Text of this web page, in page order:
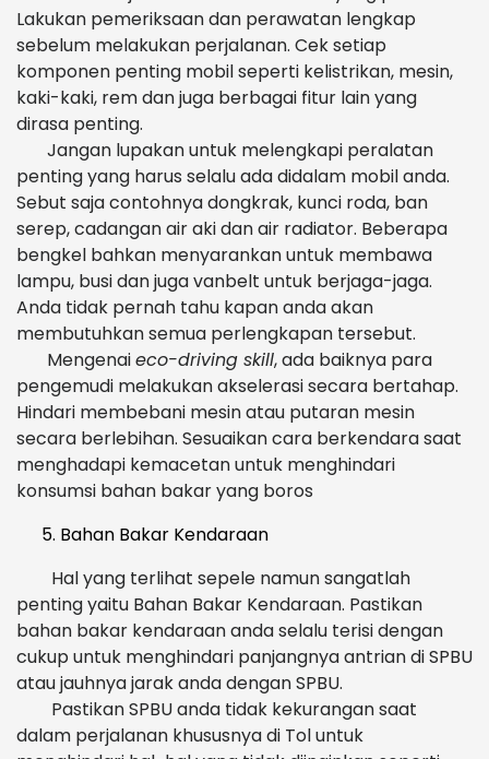
Lakukan pemeriksaan dan perawatan lengkap
sebelum melakukan perjalanan. Cek setiap
komponen penting mobil seperti kelistrikan, mesin,
kaki-kaki, rem dan juga berbagai fitur lain yang
dirasa penting.
Jangan lupakan untuk melengkapi peralatan
penting yang harus selalu ada didalam mobil anda.
Sebut saja contohnya dongkrak, kunci roda, ban
serep, cadangan air aki dan air radiator. Beberapa
bengkel bahkan menyarankan untuk membawa
lampu, busi dan juga vanbelt untuk berjaga-jaga.
Anda tidak pernah tahu kapan anda akan
membutuhkan semua perlengkapan tersebut.
Mengenaieco-driving skill, ada baiknya para
pengemudi melakukan akselerasi secara bertahap.
Hindari membebani mesin atau putaran mesin
secara berlebihan. Sesuaikan cara berkendara saat
menghadapi kemacetan untuk menghindari
konsumsi bahan bakar yang boros
Bahan Bakar Kendaraan
Hal yang terlihat sepele namun sangatlah
penting yaitu Bahan Bakar Kendaraan. Pastikan
bahan bakar kendaraan anda selalu terisi dengan
cukup untuk menghindari panjangnya antrian di SPBU
atau jauhnya jarak anda dengan SPBU.
Pastikan SPBU anda tidak kekurangan saat
dalam perjalanan khususnya di Tol untuk